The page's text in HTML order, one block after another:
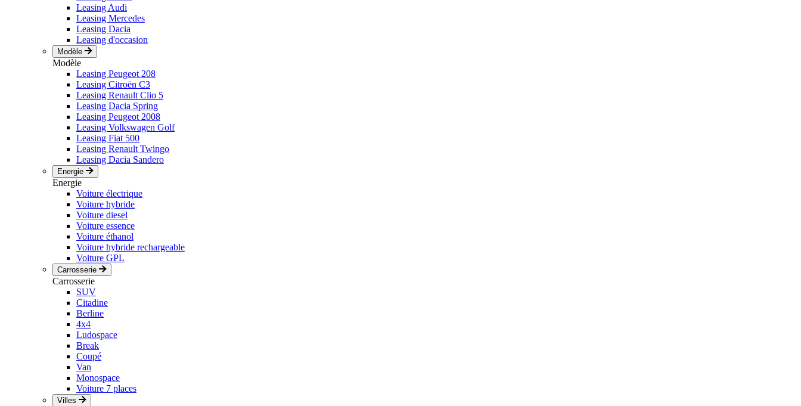
Leasing Audi
Leasing Mercedes
Leasing Dacia
Leasing d'occasion
Modèle
Modèle
Leasing Peugeot 208
Leasing Citroën C3
Leasing Renault Clio 5
Leasing Dacia Spring
Leasing Peugeot 2008
Leasing Volkswagen Golf
Leasing Fiat 500
Leasing Renault Twingo
Leasing Dacia Sandero
Energie
Energie
Voiture électrique
Voiture hybride
Voiture diesel
Voiture essence
Voiture éthanol
Voiture hybride rechargeable
Voiture GPL
Carrosserie
Carrosserie
SUV
Citadine
Berline
4x4
Ludospace
Break
Coupé
Van
Monospace
Voiture 7 places
Villes